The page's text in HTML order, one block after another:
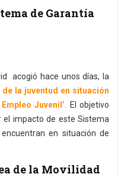
de Garantía
acogió hace unos días, la
de la juventud en situación
Juvenil’ . El objetivo
impacto de este Sistema
en situación de
de la Movilidad